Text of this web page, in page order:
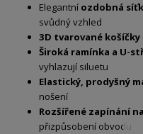
Elegantní ozdobná
svůdný vzhled
3D tvarované košíčky
Široká ramínka a U-
vyhlazují siluetu
Elastický, prodyšný
nošení
Rozšířené zapínání
přizpůsobení obvodu